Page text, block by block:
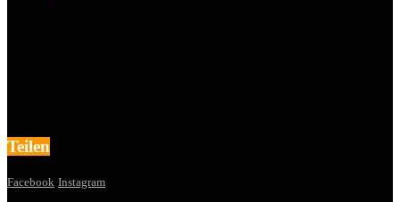
Teilen
Facebook Instagram